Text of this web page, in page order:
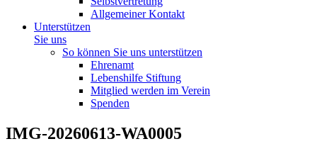
Allgemeiner Kontakt
Unterstützen
Sie uns
So können Sie uns unterstützen
Ehrenamt
Lebenshilfe Stiftung
Mitglied werden im Verein
Spenden
IMG-20260613-WA0005